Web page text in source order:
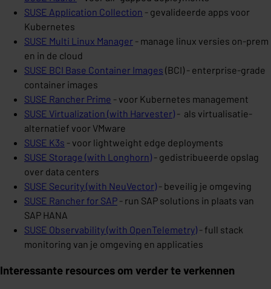
SUSE Application Collection - gevalideerde apps voor
Kubernetes
SUSE Multi Linux Manager - manage linux versies on-prem
en in de cloud
SUSE BCI Base Container Images (BCI) - enterprise-grade
container images
SUSE Rancher Prime - voor Kubernetes management
SUSE Virtualization (with Harvester) - als virtualisatie-
alternatief voor VMware
SUSE K3s - voor lightweight edge deployments
SUSE Storage (with Longhorn) - gedistribueerde opslag
over data centers
SUSE Security (with NeuVector) - beveilig je omgeving
SUSE Rancher for SAP - run SAP solutions in plaats van
SAP HANA
SUSE Observability (with OpenTelemetry) - full stack
monitoring van je omgeving en applicaties
Interessante resources om verder te verkennen